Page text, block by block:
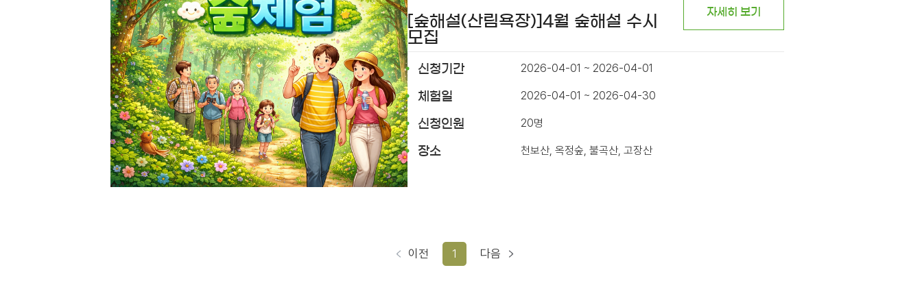
[숲해설(산림욕장)]4월 숲해설 수시
모집
자세히 보기
신청기간 2026-04-01 ~ 2026-04-01
체험일 2026-04-01 ~ 2026-04-30
신청인원 20명
장소 천보산, 옥정숲, 불곡산, 고장산
이전 1 다음